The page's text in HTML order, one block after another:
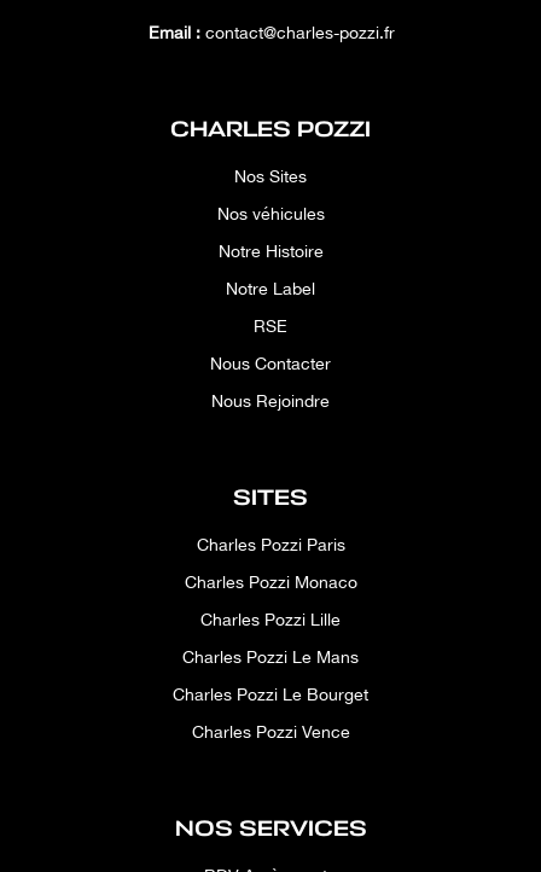
Email :contact@charles-pozzi.fr
CHARLES POZZI
Nos Sites
Nos véhicules
Notre Histoire
Notre Label
RSE
Nous Contacter
Nous Rejoindre
SITES
Charles Pozzi Paris
Charles Pozzi Monaco
Charles Pozzi Lille
Charles Pozzi Le Mans
Charles Pozzi Le Bourget
Charles Pozzi Vence
NOS SERVICES